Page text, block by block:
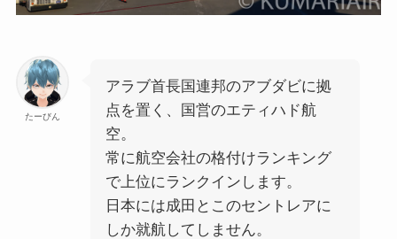
たーびん
アラブ首長国連邦のアブダビに拠
点を置く、国営のエティハド航
空。
常に航空会社の格付けランキング
で上位にランクインします。
日本には成田とこのセントレアに
しか就航してしません。